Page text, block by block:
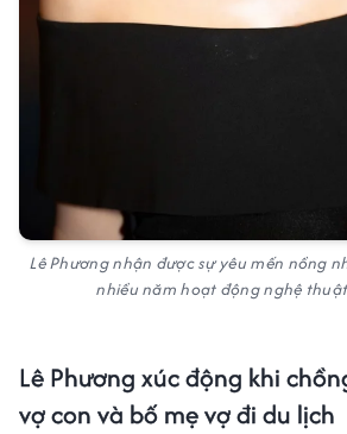
Lê Phương nhận được sự yêu mến nồng
nhiều năm hoạt động nghệ
Lê Phương xúc động khi
vợ con và bố mẹ vợ đi du lịch